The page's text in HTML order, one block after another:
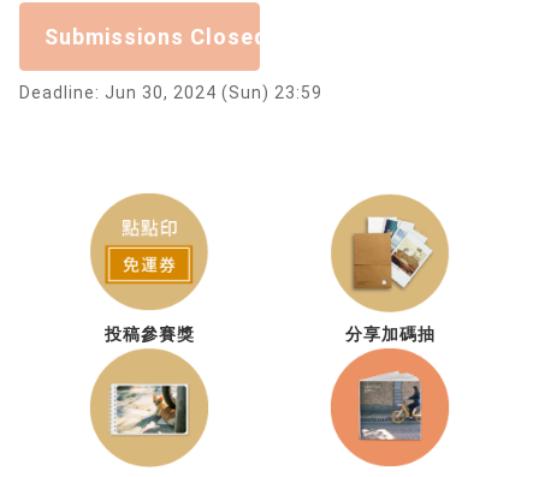
Submissions Closed
Deadline: Jun 30, 2024 (Sun) 23:59
投稿參賽獎 分享加碼抽